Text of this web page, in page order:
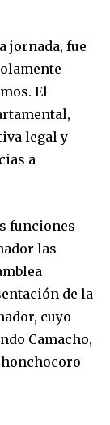
jornada, fue
El
legal y
a
funciones
las
de la
cuyo
Camacho,